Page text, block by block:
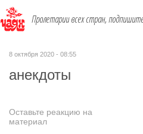
Пролетарии всех стран,
8 октября 2020 - 08:55
анекдоты
Оставьте реакцию на
материал